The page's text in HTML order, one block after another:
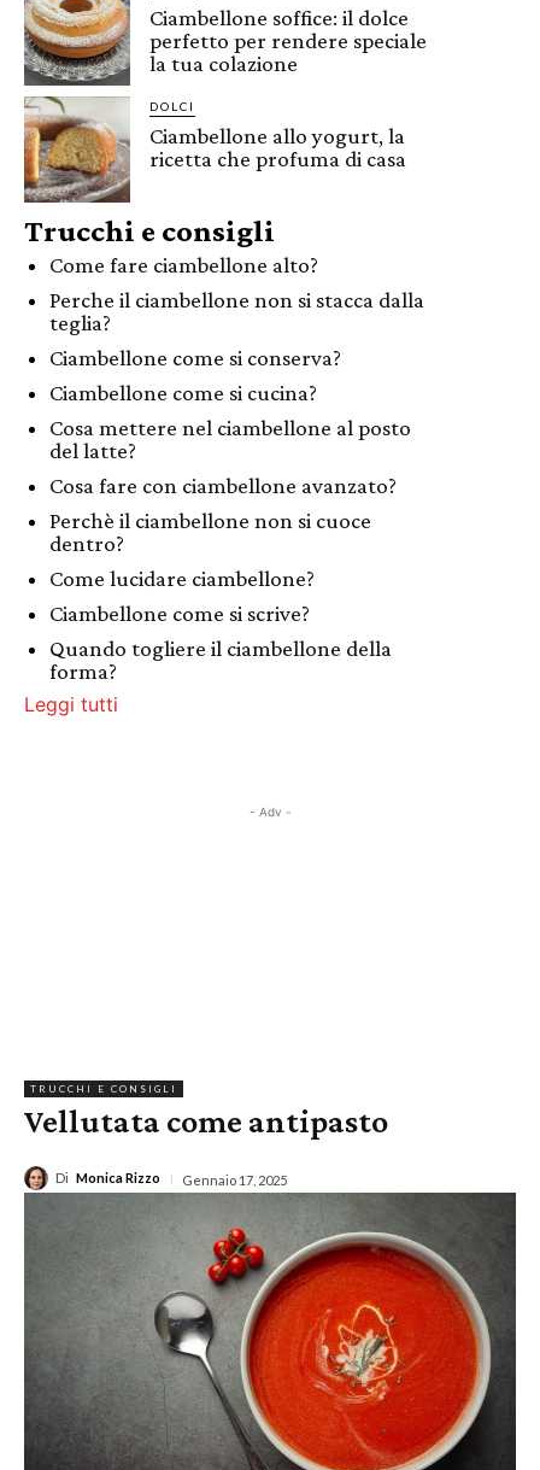
Ciambellone soffice: il dolce
perfetto per rendere speciale
la tua colazione
DOLCI
Ciambellone allo yogurt, la
ricetta che profuma di casa
Trucchi e consigli
Come fare ciambellone alto?
Perche il ciambellone non si stacca dalla
teglia?
Ciambellone come si conserva?
Ciambellone come si cucina?
Cosa mettere nel ciambellone al posto
del latte?
Cosa fare con ciambellone avanzato?
Perchè il ciambellone non si cuoce
dentro?
Come lucidare ciambellone?
Ciambellone come si scrive?
Quando togliere il ciambellone della
forma?
Leggi tutti
- Adv -